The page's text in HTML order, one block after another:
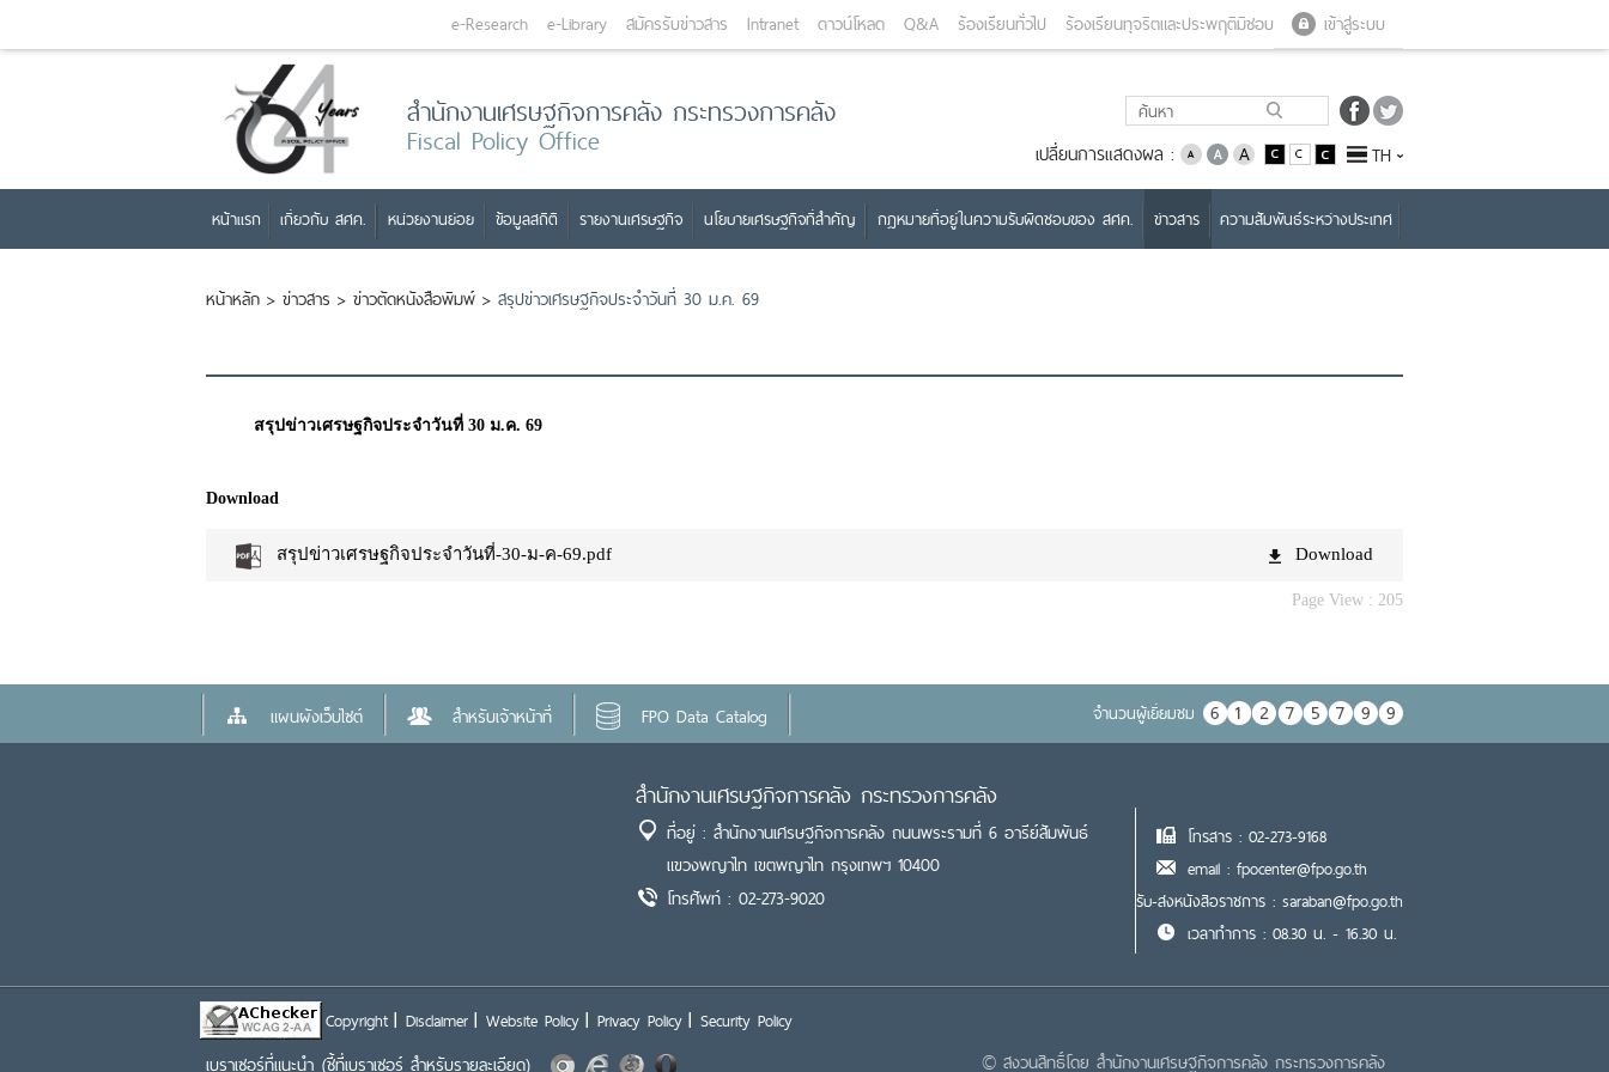
เข้าสู่ระบบ
e-Research e-Library สมัครรับข่าวสาร Intranet ดาวน์โหลด Q&A ร้องเรียนทั่วไป ร้องเรียนทุจริตและประพฤติมิชอบ
สำนักงานเศรษฐกิจการคลัง กระทรวงการคลัง
Fiscal Policy Office เปลี่ยนการแสดงผล : TH
หน้าแรก เกี่ยวกับ สศค. หน่วยงานย่อย ข้อมูลสถิติ รายงานเศรษฐกิจ นโยบายเศรษฐกิจที่สำคัญ กฎหมายที่อยู่ในความรับผิดชอบของ สศค. ข่าวสาร ความสัมพันธ์ระหว่างประเทศ
หน้าหลัก > ข่าวสาร > ข่าวตัดหนังสือพิมพ์ > สรุปข่าวเศรษฐกิจประจำวันที่ 30 ม.ค. 69
สรุปข่าวเศรษฐกิจประจำวันที่ 30 ม.ค. 69
Download
สรุปข่าวเศรษฐกิจประจำวันที่-30-ม-ค-69.pdf Download
Page View : 205
แผนผังเว็บไซต์ สำหรับเจ้าหน้าที่ FPO Data Catalog จำนวนผู้เยื่ยมชม
สำนักงานเศรษฐกิจการคลัง กระทรวงการคลัง
ที่อยู่ : สำนักงานเศรษฐกิจการคลัง ถนนพระรามที่ 6 อารีย์สัมพันธ์
แขวงพญาไท เขตพญาไท กรุงเทพฯ 10400
โทรศัพท์ : 02-273-9020
โทรสาร : 02-273-9168
email : fpocenter@fpo.go.th
รับ-ส่งหนังสือราชการ : saraban@fpo.go.th
เวลาทำการ : 08.30 น. - 16.30 น.
Copyright Disclaimer Website Policy Privacy Policy Security Policy
เบราเซอร์ที่แนะนำ (ชี้ที่เบราเซอร์ สำหรับรายละเอียด) © สงวนสิทธิ์โดย สำนักงานเศรษฐกิจการคลัง กระทรวงการคลัง